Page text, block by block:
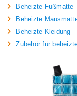
Beheizte Fußmatte
Beheizte
Beheizte Kleidung
Zubehör für